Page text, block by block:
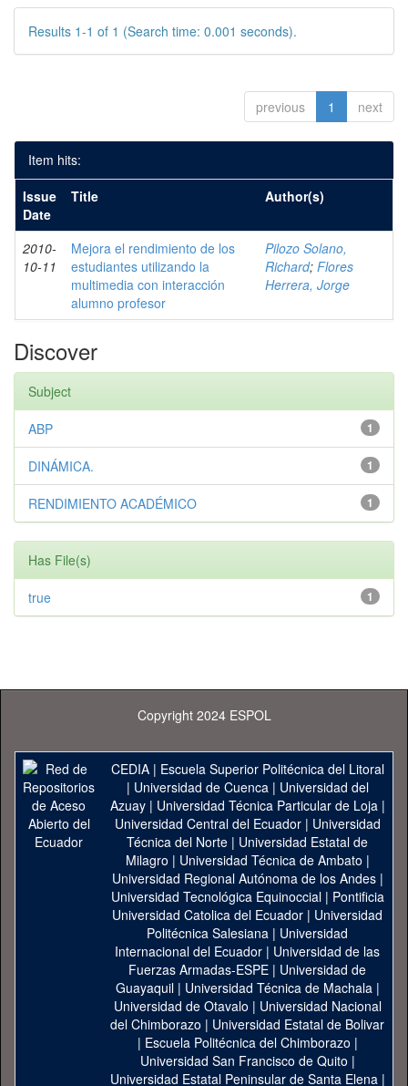
Results 1-1 of 1 (Search time: 0.001 seconds).
previous 1 next
Item hits:
Issue
Date
Title Author(s)
2010-
10-11
Mejora el rendimiento de los
estudiantes utilizando la
multimedia con interacción
alumno profesor
Pilozo Solano,
Richard; Flores
Herrera, Jorge
Discover
Subject
1
ABP
1
DINÁMICA.
1
RENDIMIENTO ACADÉMICO
Has File(s)
1
true
Copyright 2024 ESPOL
CEDIA| Escuela Superior Politécnica del Litoral
| Universidad de Cuenca| Universidad del
Azuay| Universidad Técnica Particular de Loja|
Universidad Central del Ecuador| Universidad
Técnica del Norte | Universidad Estatal de
Milagro | Universidad Técnica de Ambato |
Universidad Regional Autónoma de los Andes|
Universidad Tecnológica Equinoccial| Pontificia
Universidad Catolica del Ecuador | Universidad
Politécnica Salesiana | Universidad
Internacional del Ecuador | Universidad de las
Fuerzas Armadas-ESPE | Universidad de
Guayaquil| Universidad Técnica de Machala|
Universidad de Otavalo | Universidad Nacional
del Chimborazo | Universidad Estatal de Bolivar
| Escuela Politécnica del Chimborazo |
Universidad San Francisco de Quito |
Universidad Estatal Peninsular de Santa Elena|